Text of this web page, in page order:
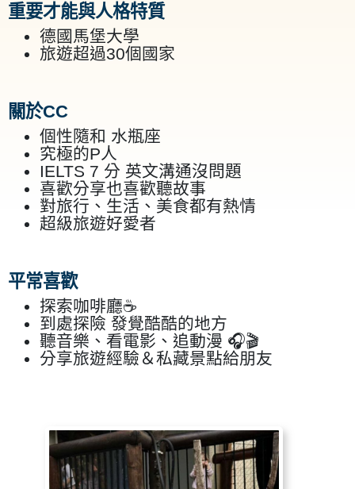
重要才能與人格特質
德國馬堡大學
旅遊超過30個國家
關於CC
個性隨和 水瓶座
究極的P人
IELTS 7 分 英文溝通沒問題
喜歡分享也喜歡聽故事
對旅行、生活、美食都有熱情
超級旅遊好愛者
平常喜歡
探索咖啡廳☕
到處探險 發覺酷酷的地方
聽音樂、看電影、追動漫 🎧🎬
分享旅遊經驗＆私藏景點給朋友